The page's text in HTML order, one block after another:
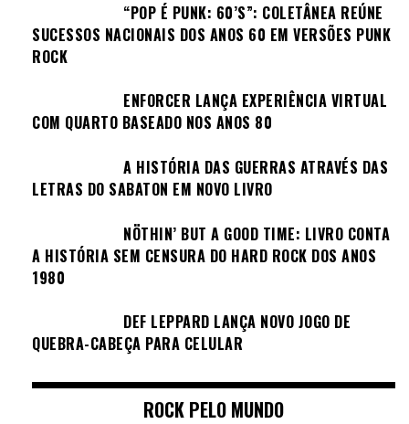
“POP É PUNK: 60’S”: COLETÂNEA REÚNE
SUCESSOS NACIONAIS DOS ANOS 60 EM VERSÕES PUNK
ROCK
ENFORCER LANÇA EXPERIÊNCIA VIRTUAL
COM QUARTO BASEADO NOS ANOS 80
A HISTÓRIA DAS GUERRAS ATRAVÉS DAS
LETRAS DO SABATON EM NOVO LIVRO
NÖTHIN’ BUT A GOOD TIME: LIVRO CONTA
A HISTÓRIA SEM CENSURA DO HARD ROCK DOS ANOS
1980
DEF LEPPARD LANÇA NOVO JOGO DE
QUEBRA-CABEÇA PARA CELULAR
ROCK PELO MUNDO